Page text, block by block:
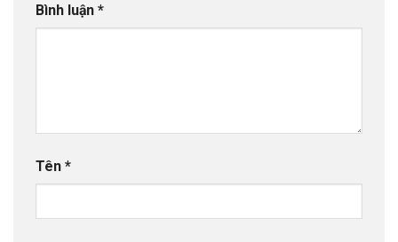
Bình luận *
Tên *